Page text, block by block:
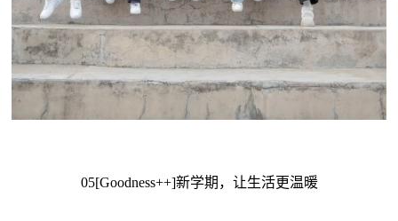
05[Goodness++]新学期，让生活更温暖